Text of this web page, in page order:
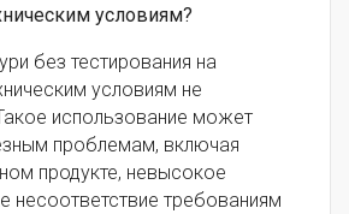
условиям?
без тестирования на
условиям не
использование может
проблемам, включая
продукте, невысокое
несоответствие требованиям